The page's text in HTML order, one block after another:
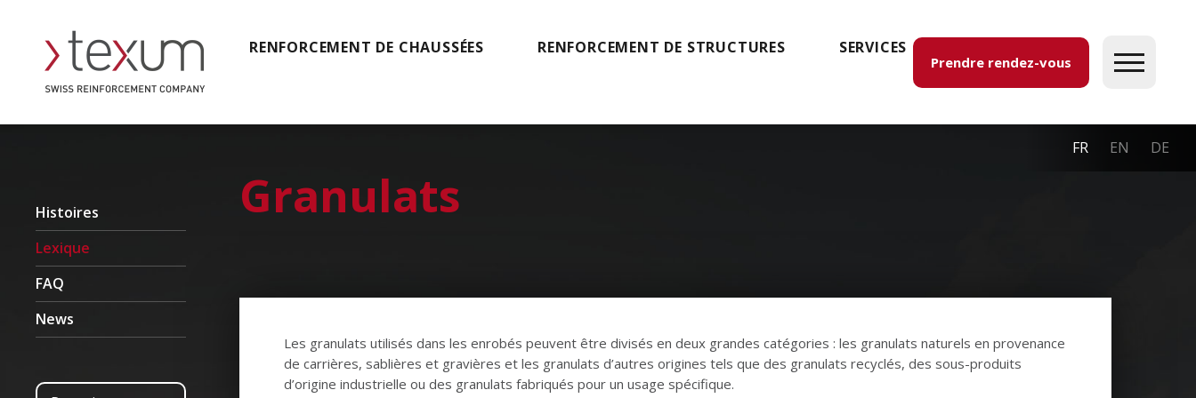
Prendre rendez-vous
FR EN DE
RENFORCEMENT DE CHAUSSÉES RENFORCEMENT DE STRUCTURES SERVICES
Histoires
Lexique
FAQ
News
Granulats
Les granulats utilisés dans les enrobés peuvent être divisés en deux grandes catégories : les granulats naturels en provenance
de carrières, sablières et gravières et les granulats d’autres origines tels que des granulats recyclés, des sous-produits
d’origine industrielle ou des granulats fabriqués pour un usage spécifique.